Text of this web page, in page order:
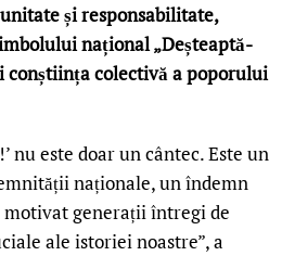
și responsabilitate,
național „Deșteaptă-
conștiința colectivă a poporului
nu este doar un cântec. Este un
naționale, un îndemn
generații întregi de
ale istoriei noastre”, a